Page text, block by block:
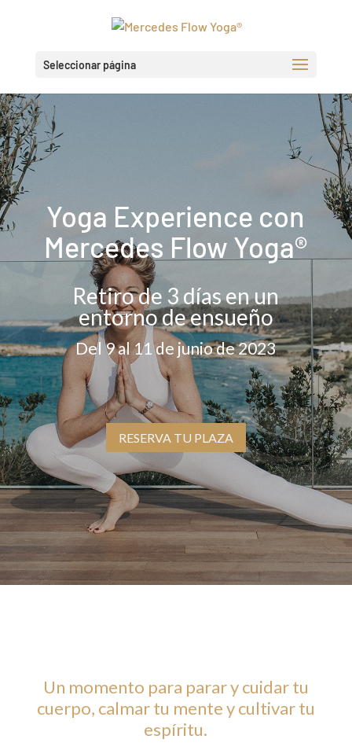
Seleccionar página
Yoga Experience con
Mercedes Flow Yoga®
Retiro de 3 días en un
entorno de ensueño
Del 9 al 11 de junio de 2023
RESERVA TU PLAZA
Un momento para parar y cuidar tu
cuerpo, calmar tu mente y cultivar tu
espíritu.